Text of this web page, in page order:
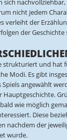
sich
nicht jedem
verleiht der
der
strukturiert und hat
Modi. Es gibt
angewählt
Hauptgeschichte.
wie möglich
Diese
nachdem der
wurde.